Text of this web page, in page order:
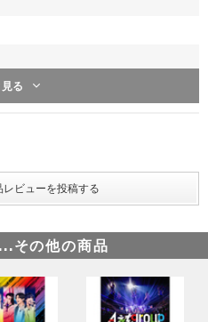
ん
アモンド～
る
その他の商品